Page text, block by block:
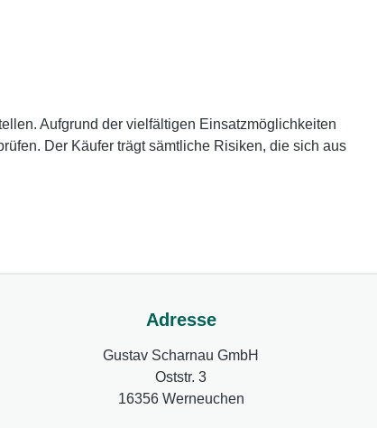
Aufgrund der vielfältigen Einsatzmöglichkeiten
Der Käufer trägt sämtliche Risiken, die sich aus
Adresse
Gustav Scharnau GmbH
Oststr. 3
16356 Werneuchen